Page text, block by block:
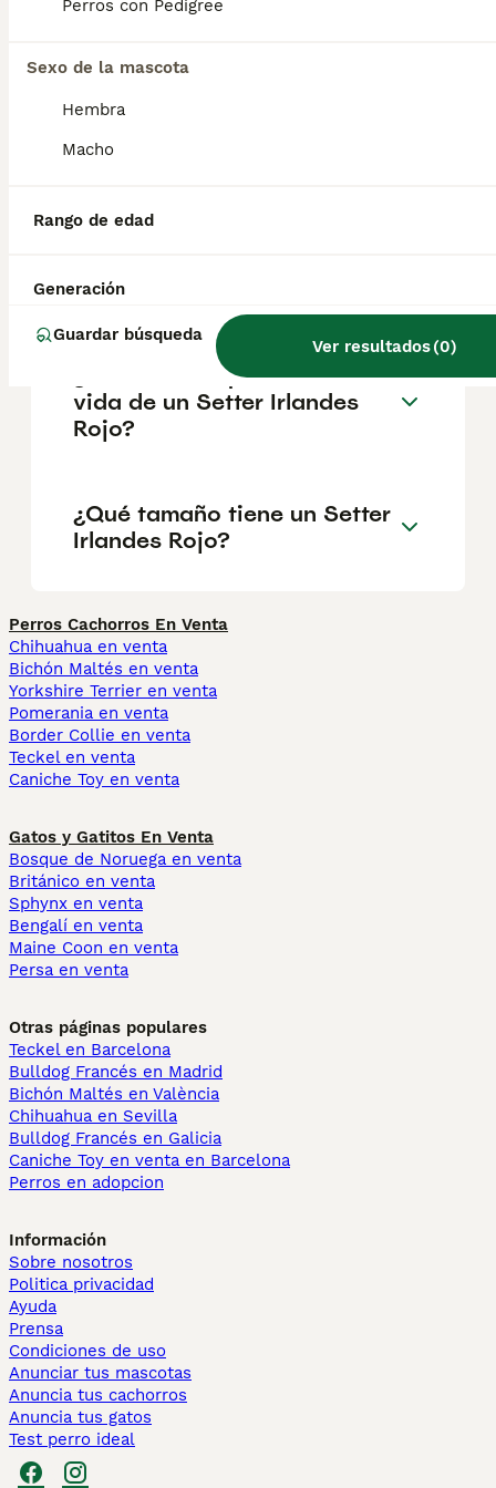
Perros con Pedigree
Sexo de la mascota
Hembra
Macho
Rango de edad
Generación
Guardar búsqueda
Ver resultados(0)
¿Cómo es el carácter de
Setter Irlandes Rojo?
Irlandes Rojo?
¿Cuál es la esperanza de
vida de un Setter Irlandes
Rojo?
¿Qué tamaño tiene un Setter
Irlandes Rojo?
Perros Cachorros En Venta
Chihuahua en venta
Bichón Maltés en venta
Yorkshire Terrier en venta
Pomerania en venta
Border Collie en venta
Teckel en venta
Caniche Toy en venta
Gatos y Gatitos En Venta
Bosque de Noruega en venta
Británico en venta
Sphynx en venta
Bengalí en venta
Maine Coon en venta
Persa en venta
Otras páginas populares
Teckel en Barcelona
Bulldog Francés en Madrid
Bichón Maltés en València
Chihuahua en Sevilla
Bulldog Francés en Galicia
Caniche Toy en venta en Barcelona
Perros en adopcion
Información
Sobre nosotros
Politica privacidad
Ayuda
Prensa
Condiciones de uso
Anunciar tus mascotas
Anuncia tus cachorros
Anuncia tus gatos
Test perro ideal